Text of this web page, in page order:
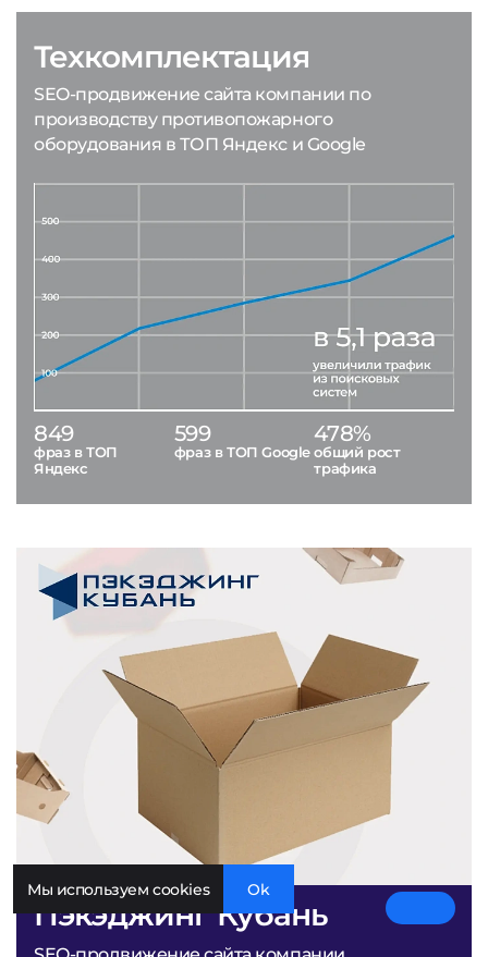
Пэкэджинг Кубань
Техкомплектация
SEO-продвижение сайта компании по
производству противопожарного
оборудования в ТОП Яндекс и Google
849
фраз в ТОП
Яндекс
599
фраз в ТОП Google
478%
общий рост
трафика
Мы используем cookies Ok